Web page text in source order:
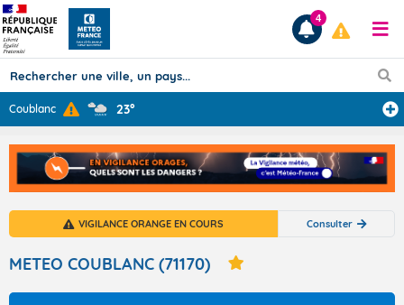
Prévisions
TOUS LES RÉSULTATS
Articles
4
Coublanc 23°
VIGILANCE ORANGE EN COURS Consulter
METEO COUBLANC (71170)